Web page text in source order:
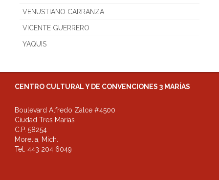
VENUSTIANO CARRANZA
VICENTE GUERRERO
YAQUIS
CENTRO CULTURAL Y DE CONVENCIONES 3 MARÍAS
Boulevard Alfredo Zalce #4500
Ciudad Tres Marias
C.P. 58254
Morelia, Mich.
Tel. 443 204 6049